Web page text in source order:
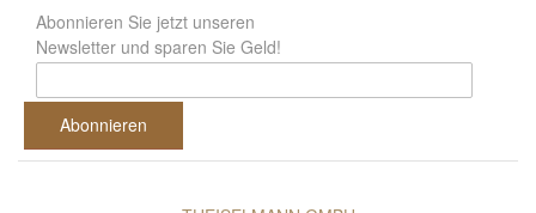
Abonnieren Sie jetzt unseren
Newsletter und sparen Sie Geld!
Abonnieren